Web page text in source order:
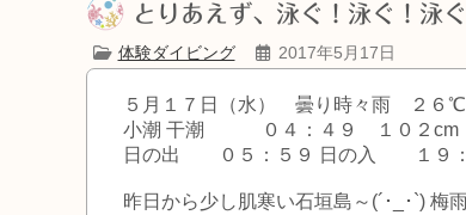
とりあえず、泳ぐ！泳ぐ！泳ぐ
体験ダイビング 2017年5月17日
５月１７日（水） 曇り時々雨 ２
小潮 干潮 ０４：４９ １０
日の出 ０５：５９
日の入 １９：
昨日から少し肌寒い石垣島～(´･_･`)